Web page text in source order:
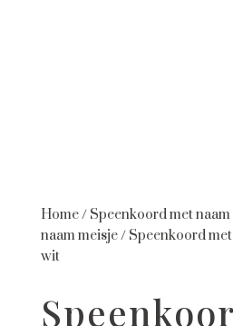
Home/ Speenkoord met naam
naam meisje/ Speenkoord
wit